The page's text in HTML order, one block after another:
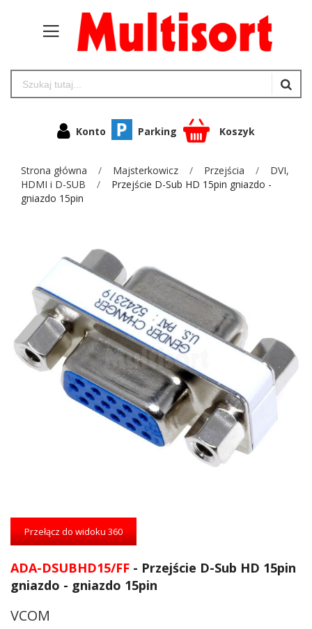
Konto Parking Koszyk
Strona główna Majsterkowicz Przejścia
DVI,
HDMI i D-SUB
Przejście D-Sub HD 15pin gniazdo -
gniazdo 15pin
Przejdź
początek
Przełącz do widoku 360
ADA-DSUBHD15/FF - Przejście D-Sub HD 15pin
gniazdo - gniazdo 15pin
VCOM